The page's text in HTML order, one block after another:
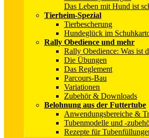
Das Leben mit Hund ist
Tierheim-Spezial
Tierbescherung
Hundeglück im
Rally Obedience und mehr
Rally Obedience: Was ist
Die Übungen
Das Reglement
Parcours-Bau
Variationen
Zubehör & Downloads
Belohnung aus der Futtertube
Anwendungsbereiche &
Tubenmodelle und -
Rezepte für